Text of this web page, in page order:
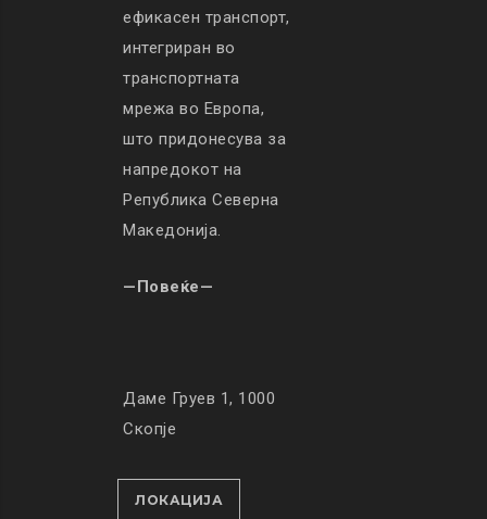
ефикасен транспорт,
интегриран во
транспортната
мрежа во Европа,
што придонесува за
напредокот на
Република Северна
Македонија.
—Повеќе—
Даме Груев 1, 1000
Скопје
ЛОКАЦИЈА